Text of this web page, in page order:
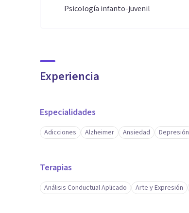
Psicología infanto-juvenil
Experiencia
Especialidades
Adicciones Alzheimer Ansiedad Depresión
Terapias
Análisis Conductual Aplicado Arte y Expresión